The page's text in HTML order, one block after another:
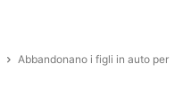
Abbandonano i figli in auto per